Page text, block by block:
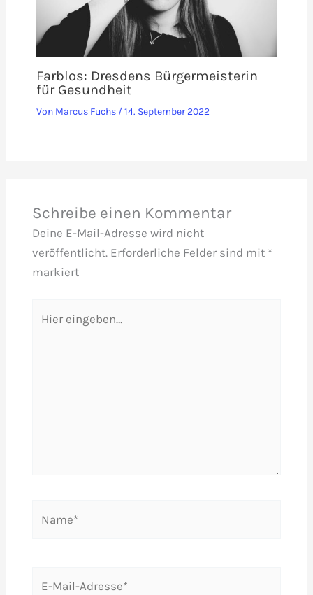
Farblos: Dresdens Bürgermeisterin
für Gesundheit
Von Marcus Fuchs /14. September 2022
Schreibe einen Kommentar
Deine E-Mail-Adresse wird nicht
veröffentlicht. Erforderliche Felder sind mit *
markiert
eingeben…